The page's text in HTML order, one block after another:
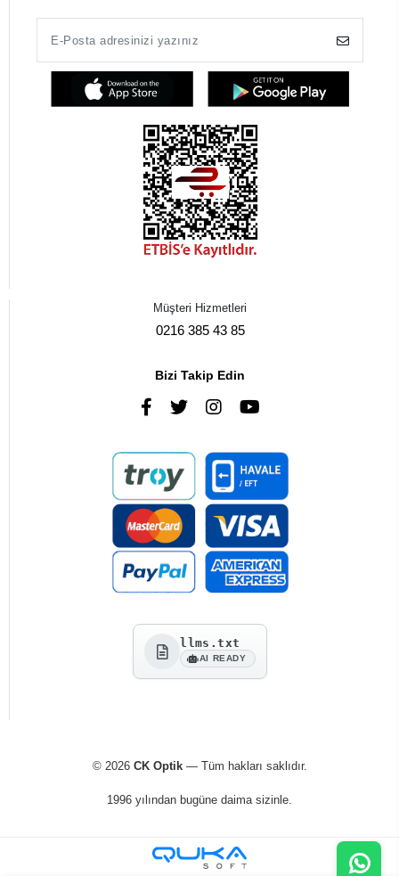
Müşteri Hizmetleri
0216 385 43 85
Bizi Takip Edin
llms.txt
AI READY
© 2026 CK Optik— Tüm hakları saklıdır.
1996 yılından bugüne daima sizinle.